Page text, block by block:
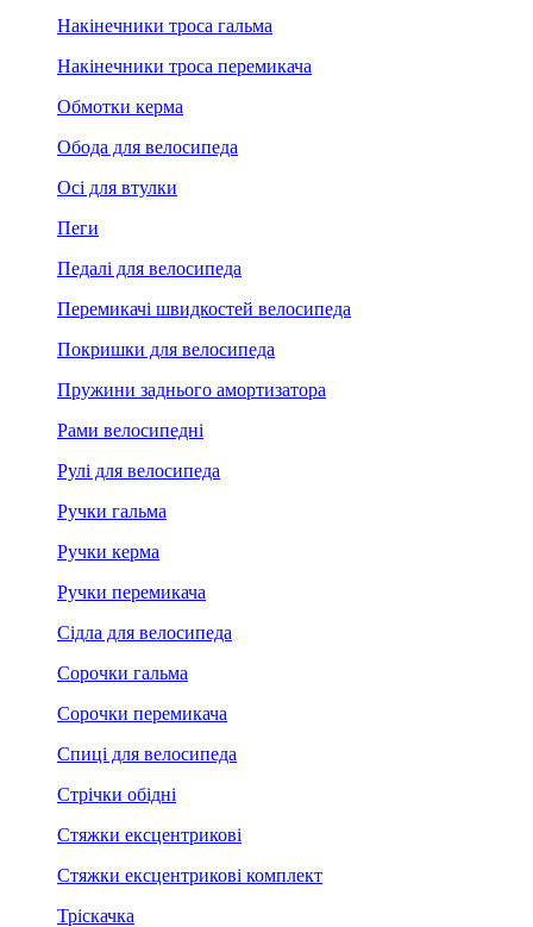
Накінечники троса гальма
Накінечники троса перемикача
Обмотки керма
Обода для велосипеда
Осі для втулки
Пеги
Педалі для велосипеда
Перемикачі швидкостей велосипеда
Покришки для велосипеда
Пружини заднього амортизатора
Рами велосипедні
Рулі для велосипеда
Ручки гальма
Ручки керма
Ручки перемикача
Сідла для велосипеда
Сорочки гальма
Сорочки перемикача
Спиці для велосипеда
Стрічки обідні
Стяжки ексцентрикові
Стяжки ексцентрикові комплект
Тріскачка